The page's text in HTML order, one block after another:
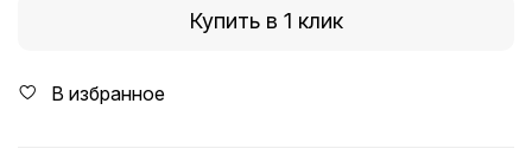
Купить в 1 клик
В избранное